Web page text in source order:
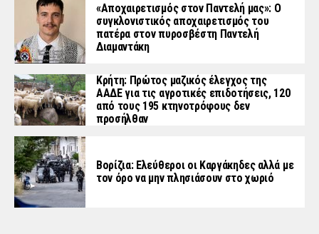
«Aποχαιρετισμός στον Παντελή μας»: Ο
συγκλονιστικός αποχαιρετισμός του
πατέρα στον πυροσβέστη Παντελή
Διαμαντάκη
Κρήτη: Πρώτος μαζικός έλεγχος της
ΑΑΔΕ για τις αγροτικές επιδοτήσεις, 120
από τους 195 κτηνοτρόφους δεν
προσήλθαν
Βορίζια: Ελεύθεροι οι Καργάκηδες αλλά με
τον όρο να μην πλησιάσουν στο χωριό